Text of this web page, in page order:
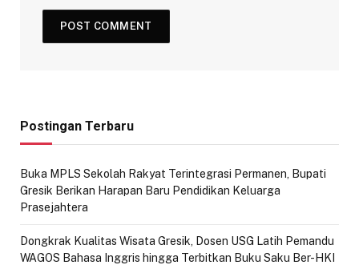
Postingan Terbaru
Buka MPLS Sekolah Rakyat Terintegrasi Permanen, Bupati
Gresik Berikan Harapan Baru Pendidikan Keluarga
Prasejahtera
Dongkrak Kualitas Wisata Gresik, Dosen USG Latih Pemandu
WAGOS Bahasa Inggris hingga Terbitkan Buku Saku Ber-HKI